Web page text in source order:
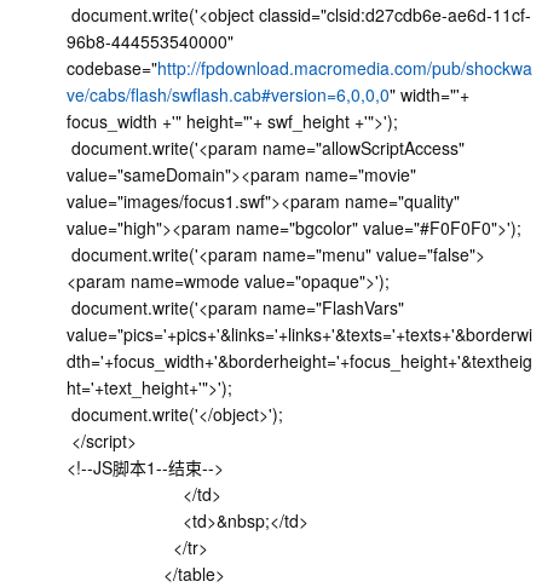
document.write('<object classid="clsid:d27cdb6e-ae6d-11cf-
96b8-444553540000"
codebase="http://fpdownload.macromedia.com/pub/shockwa
ve/cabs/flash/swflash.cab#version=6,0,0,0" width="'+
focus_width +'" height="'+ swf_height +'">');
document.write('<param name="allowScriptAccess"
value="sameDomain"><param name="movie"
value="images/focus1.swf"><param name="quality"
value="high"><param name="bgcolor" value="#F0F0F0">');
document.write('<param name="menu" value="false">
<param name=wmode value="opaque">');
document.write('<param name="FlashVars"
value="pics='+pics+'&links='+links+'&texts='+texts+'&borderwi
dth='+focus_width+'&borderheight='+focus_height+'&textheig
ht='+text_height+'">');
document.write('</object>');
</script>
<!--JS脚本1--结束-->
</td>
<td>&nbsp;</td>
</tr>
</table>